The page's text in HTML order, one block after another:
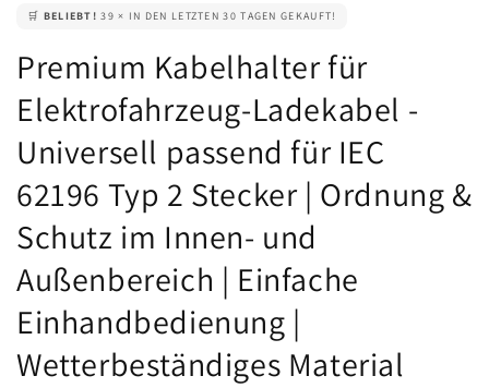
🛒 BELIEBT! 39 × IN DEN LETZTEN 30 TAGEN GEKAUFT!
Premium Kabelhalter für
Elektrofahrzeug-Ladekabel -
Universell passend für IEC
62196 Typ 2 Stecker | Ordnung &
Schutz im Innen- und
Außenbereich | Einfache
Einhandbedienung |
Wetterbeständiges Material